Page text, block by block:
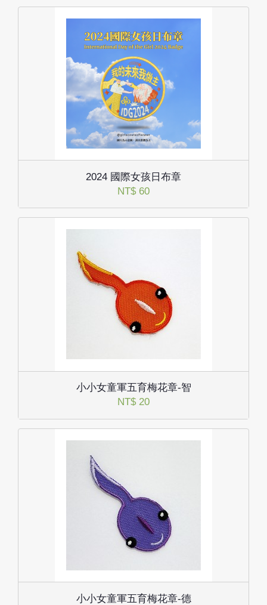
2024 國際女孩日布章
NT$ 60
小小女童軍五育梅花章-智
NT$ 20
小小女童軍五育梅花章-德